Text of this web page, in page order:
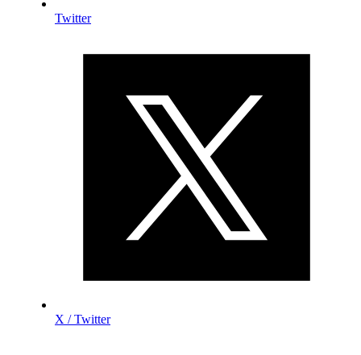
Twitter
X / Twitter